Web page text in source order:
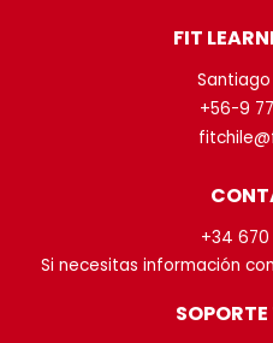
FIT
+56-9
+34 670
Si necesitas información